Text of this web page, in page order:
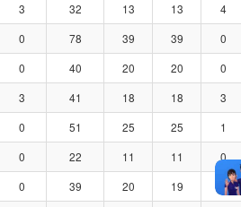
3 32 13 13 4
0 78 39 39 0
0 40 20 20 0
3 41 18 18 3
0 51 25 25 1
0 22 11 11 0
0 39 20 19 0